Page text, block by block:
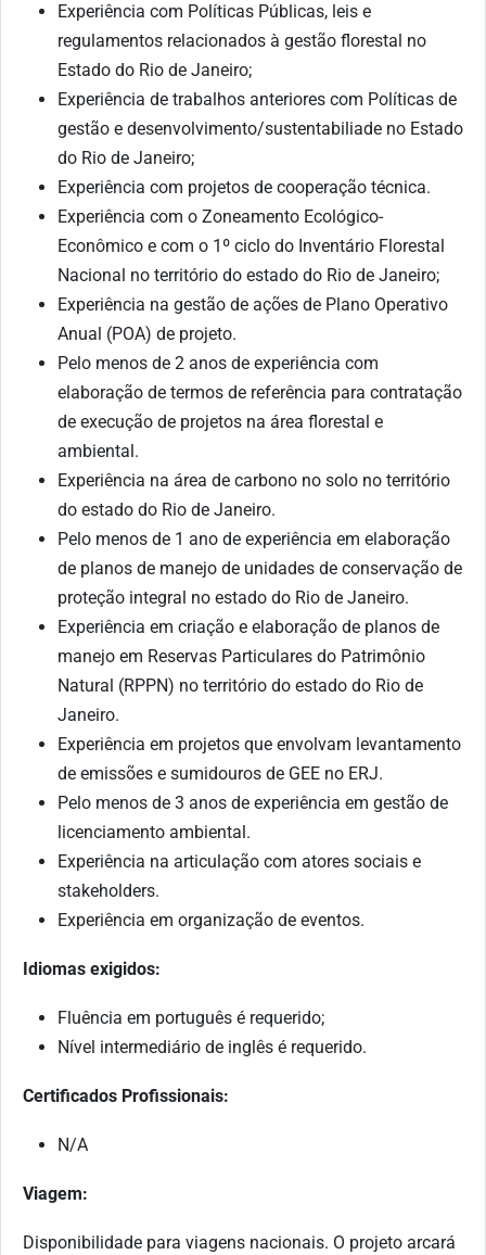
Experiência com Políticas Públicas, leis e
regulamentos relacionados à gestão florestal no
Estado do Rio de Janeiro;
Experiência de trabalhos anteriores com Políticas de
gestão e desenvolvimento/sustentabiliade no Estado
do Rio de Janeiro;
Experiência com projetos de cooperação técnica.
Experiência com o Zoneamento Ecológico-
Econômico e com o 1º ciclo do Inventário Florestal
Nacional no território do estado do Rio de Janeiro;
Experiência na gestão de ações de Plano Operativo
Anual (POA) de projeto.
Pelo menos de 2 anos de experiência com
elaboração de termos de referência para contratação
de execução de projetos na área florestal e
ambiental.
Experiência na área de carbono no solo no território
do estado do Rio de Janeiro.
Pelo menos de 1 ano de experiência em elaboração
de planos de manejo de unidades de conservação de
proteção integral no estado do Rio de Janeiro.
Experiência em criação e elaboração de planos de
manejo em Reservas Particulares do Patrimônio
Natural (RPPN) no território do estado do Rio de
Janeiro.
Experiência em projetos que envolvam levantamento
de emissões e sumidouros de GEE no ERJ.
Pelo menos de 3 anos de experiência em gestão de
licenciamento ambiental.
Experiência na articulação com atores sociais e
stakeholders.
Experiência em organização de eventos.
Idiomas exigidos:
Fluência em português é requerido;
Nível intermediário de inglês é requerido.
Certificados Profissionais:
N/A
Viagem:
Disponibilidade para viagens nacionais. O projeto arcará